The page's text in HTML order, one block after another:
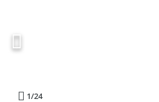
1/24